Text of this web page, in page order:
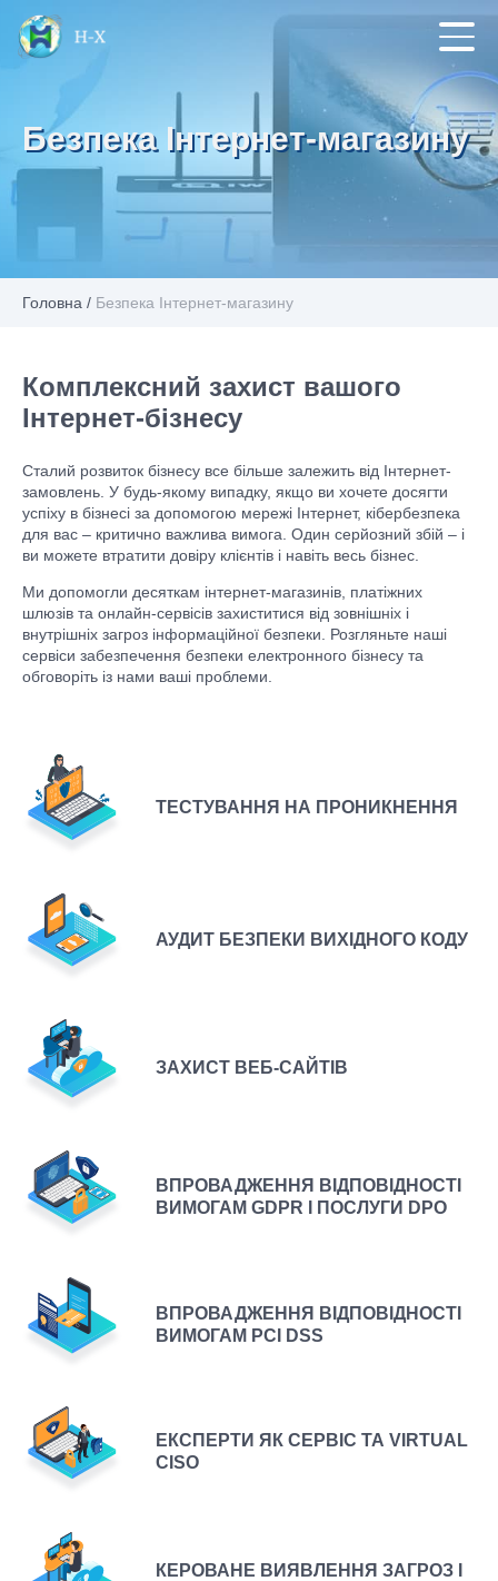
Безпека Інтернет-магазину
Головна / Безпека Інтернет-магазину
Комплексний захист вашого
Інтернет-бізнесу
Сталий розвиток бізнесу все більше залежить від Інтернет-
замовлень. У будь-якому випадку, якщо ви хочете досягти
успіху в бізнесі за допомогою мережі Інтернет, кібербезпека
для вас – критично важлива вимога. Один серйозний збій – і
ви можете втратити довіру клієнтів і навіть весь бізнес.
Ми допомогли десяткам інтернет-магазинів, платіжних
шлюзів та онлайн-сервісів захиститися від зовнішніх і
внутрішніх загроз інформаційної безпеки. Розгляньте наші
сервіси забезпечення безпеки електронного бізнесу та
обговоріть із нами ваші проблеми.
ТЕСТУВАННЯ НА ПРОНИКНЕННЯ
АУДИТ БЕЗПЕКИ ВИХІДНОГО КОДУ
ЗАХИСТ ВЕБ-САЙТІВ
ВПРОВАДЖЕННЯ ВІДПОВІДНОСТІ
ВИМОГАМ GDPR І ПОСЛУГИ DPO
ВПРОВАДЖЕННЯ ВІДПОВІДНОСТІ
ВИМОГАМ PCI DSS
ЕКСПЕРТИ ЯК СЕРВІС ТА VIRTUAL
CISO
КЕРОВАНЕ ВИЯВЛЕННЯ ЗАГРОЗ І